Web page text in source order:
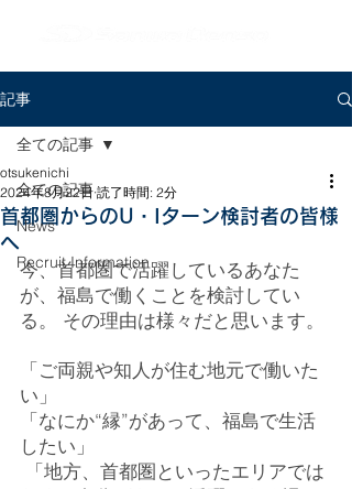
記事
全ての記事
News
Recruit Information
全ての記事
首都圏からのU・Iターン検討者の皆様
へ
otsukenichi
2024年8月22日 読了時間: 2分
今、首都圏で活躍しているあなた
が、福島で働くことを検討してい
る。 その理由は様々だと思います。
「ご両親や知人が住む地元で働いた
い」
「なにか“縁”があって、福島で生活
したい」